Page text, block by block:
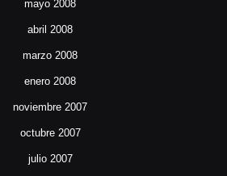
mayo 2008
abril 2008
marzo 2008
enero 2008
noviembre 2007
octubre 2007
julio 2007